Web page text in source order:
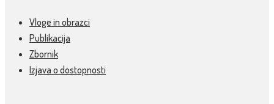
Vloge in obrazci
Publikacija
Zbornik
Izjava o dostopnosti